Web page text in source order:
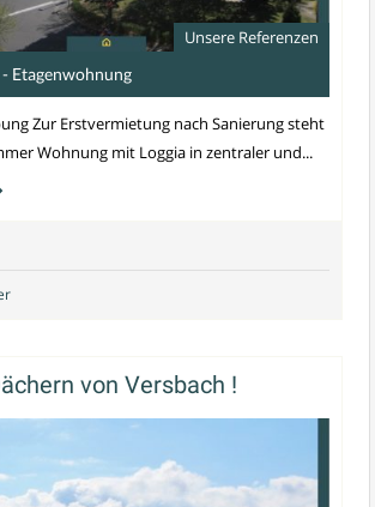
Unsere Referenzen
- Etagenwohnung
Zur Erstvermietung nach Sanierung steht
Wohnung mit Loggia in zentraler und...
von Versbach !